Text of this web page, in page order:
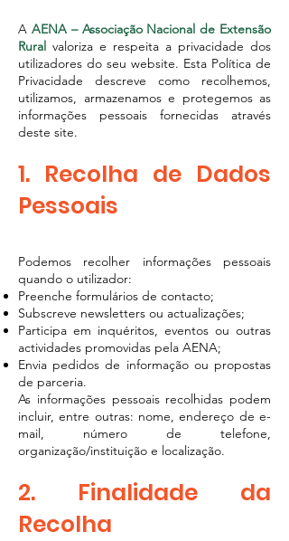
A AENA – Associação Nacional de Extensão
Rural valoriza e respeita a privacidade dos
utilizadores do seu website. Esta Política de
Privacidade descreve como recolhemos,
utilizamos, armazenamos e protegemos as
informações pessoais fornecidas através
deste site.
1. Recolha de Dados
Pessoais
Podemos recolher informações pessoais
quando o utilizador:
Preenche formulários de contacto;
Subscreve newsletters ou actualizações;
Participa em inquéritos, eventos ou outras
actividades promovidas pela AENA;
Envia pedidos de informação ou propostas
de parceria.
As informações pessoais recolhidas podem
incluir, entre outras: nome, endereço de e-
mail, número de telefone,
organização/instituição e localização.
2. Finalidade da
Recolha